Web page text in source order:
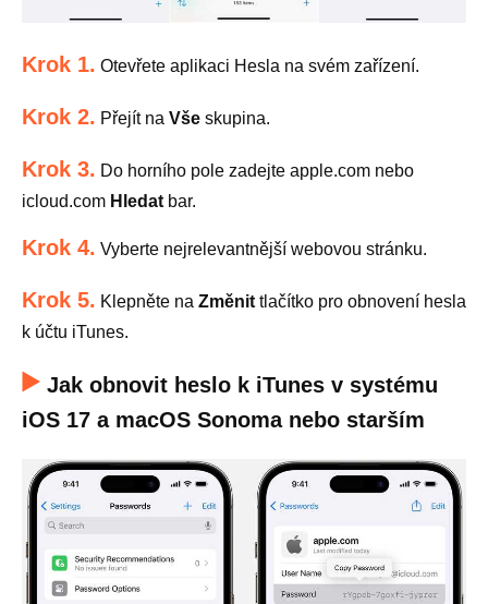
Krok 1. Otevřete aplikaci Hesla na svém zařízení.
Krok 2. Přejít na Vše skupina.
Krok 3. Do horního pole zadejte apple.com nebo
icloud.com Hledat bar.
Krok 4. Vyberte nejrelevantnější webovou stránku.
Krok 5. Klepněte na Změnit tlačítko pro obnovení hesla
k účtu iTunes.
Jak obnovit heslo k iTunes v systému
iOS 17 a macOS Sonoma nebo starším